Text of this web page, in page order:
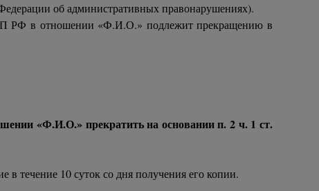
об административных правонарушениях).
РФ в отношении «Ф.И.О.» подлежит прекращению в
«Ф.И.О.» прекратить на основании п. 2 ч. 1 ст.
течение 10 суток со дня получения его копии.